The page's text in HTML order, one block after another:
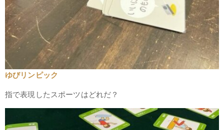
ゆびリンピック
指で表現したスポーツはどれだ？